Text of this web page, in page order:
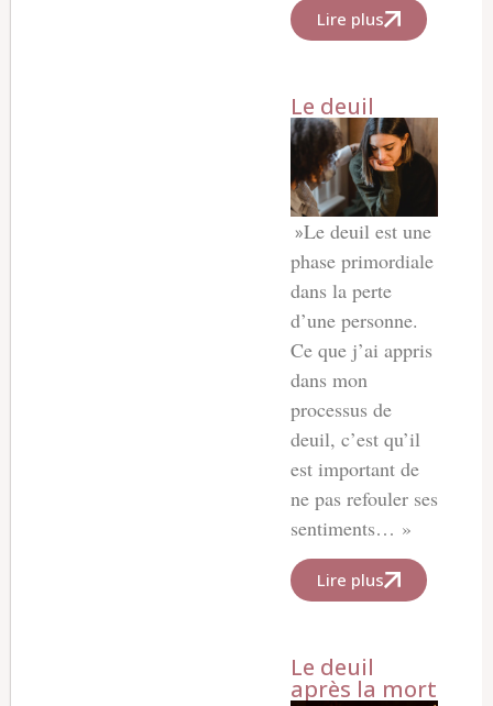
Lire plus
Le deuil
»Le deuil est une
phase primordiale
dans la perte
d’une personne.
Ce que j’ai appris
dans mon
processus de
deuil, c’est qu’il
est important de
ne pas refouler ses
sentiments… »
Lire plus
Le deuil
après la mort